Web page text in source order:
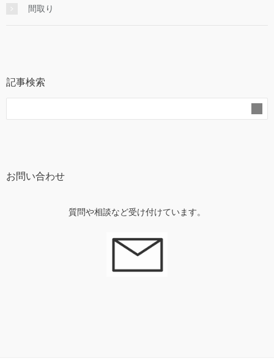
間取り
記事検索
お問い合わせ
質問や相談など受け付けています。